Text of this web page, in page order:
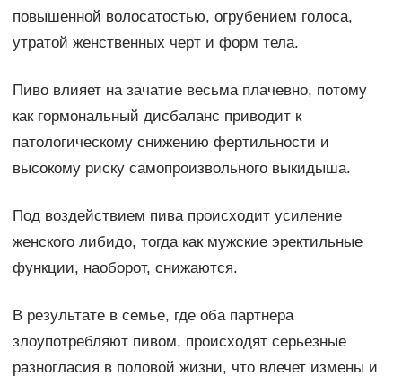
повышенной волосатостью, огрубением голоса,
утратой женственных черт и форм тела.
Пиво влияет на зачатие весьма плачевно, потому
как гормональный дисбаланс приводит к
патологическому снижению фертильности и
высокому риску самопроизвольного выкидыша.
Под воздействием пива происходит усиление
женского либидо, тогда как мужские эректильные
функции, наоборот, снижаются.
В результате в семье, где оба партнера
злоупотребляют пивом, происходят серьезные
разногласия в половой жизни, что влечет измены и